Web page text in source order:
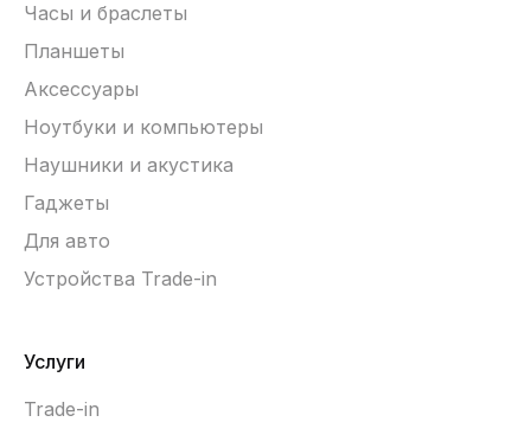
Часы и браслеты
Планшеты
Аксессуары
Ноутбуки и компьютеры
Наушники и акустика
Гаджеты
Для авто
Устройства Trade-in
Услуги
Trade-in